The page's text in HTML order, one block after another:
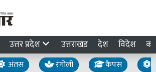
उत्तर प्रदेश उत्तराखंड देश विदेश
अंतस रंगोली कैंपस